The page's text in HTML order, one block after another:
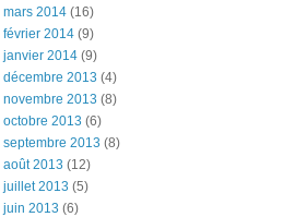
mars 2014 (16)
février 2014 (9)
janvier 2014 (9)
décembre 2013 (4)
novembre 2013 (8)
octobre 2013 (6)
septembre 2013 (8)
août 2013 (12)
juillet 2013 (5)
juin 2013 (6)